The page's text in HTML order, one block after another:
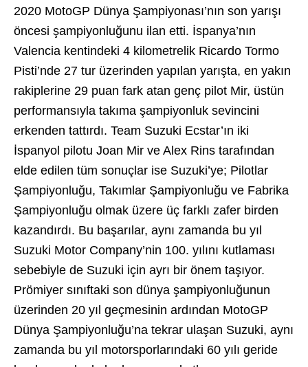
2020 MotoGP Dünya Şampiyonası’nın son yarışı
öncesi şampiyonluğunu ilan etti. İspanya’nın
Valencia kentindeki 4 kilometrelik Ricardo Tormo
Pisti’nde 27 tur üzerinden yapılan yarışta, en yakın
rakiplerine 29 puan fark atan genç pilot Mir, üstün
performansıyla takıma şampiyonluk sevincini
erkenden tattırdı. Team Suzuki Ecstar’ın iki
İspanyol pilotu Joan Mir ve Alex Rins tarafından
elde edilen tüm sonuçlar ise Suzuki’ye; Pilotlar
Şampiyonluğu, Takımlar Şampiyonluğu ve Fabrika
Şampiyonluğu olmak üzere üç farklı zafer birden
kazandırdı. Bu başarılar, aynı zamanda bu yıl
Suzuki Motor Company’nin 100. yılını kutlaması
sebebiyle de Suzuki için ayrı bir önem taşıyor.
Prömiyer sınıftaki son dünya şampiyonluğunun
üzerinden 20 yıl geçmesinin ardından MotoGP
Dünya Şampiyonluğu’na tekrar ulaşan Suzuki, aynı
zamanda bu yıl motorsporlarındaki 60 yılı geride